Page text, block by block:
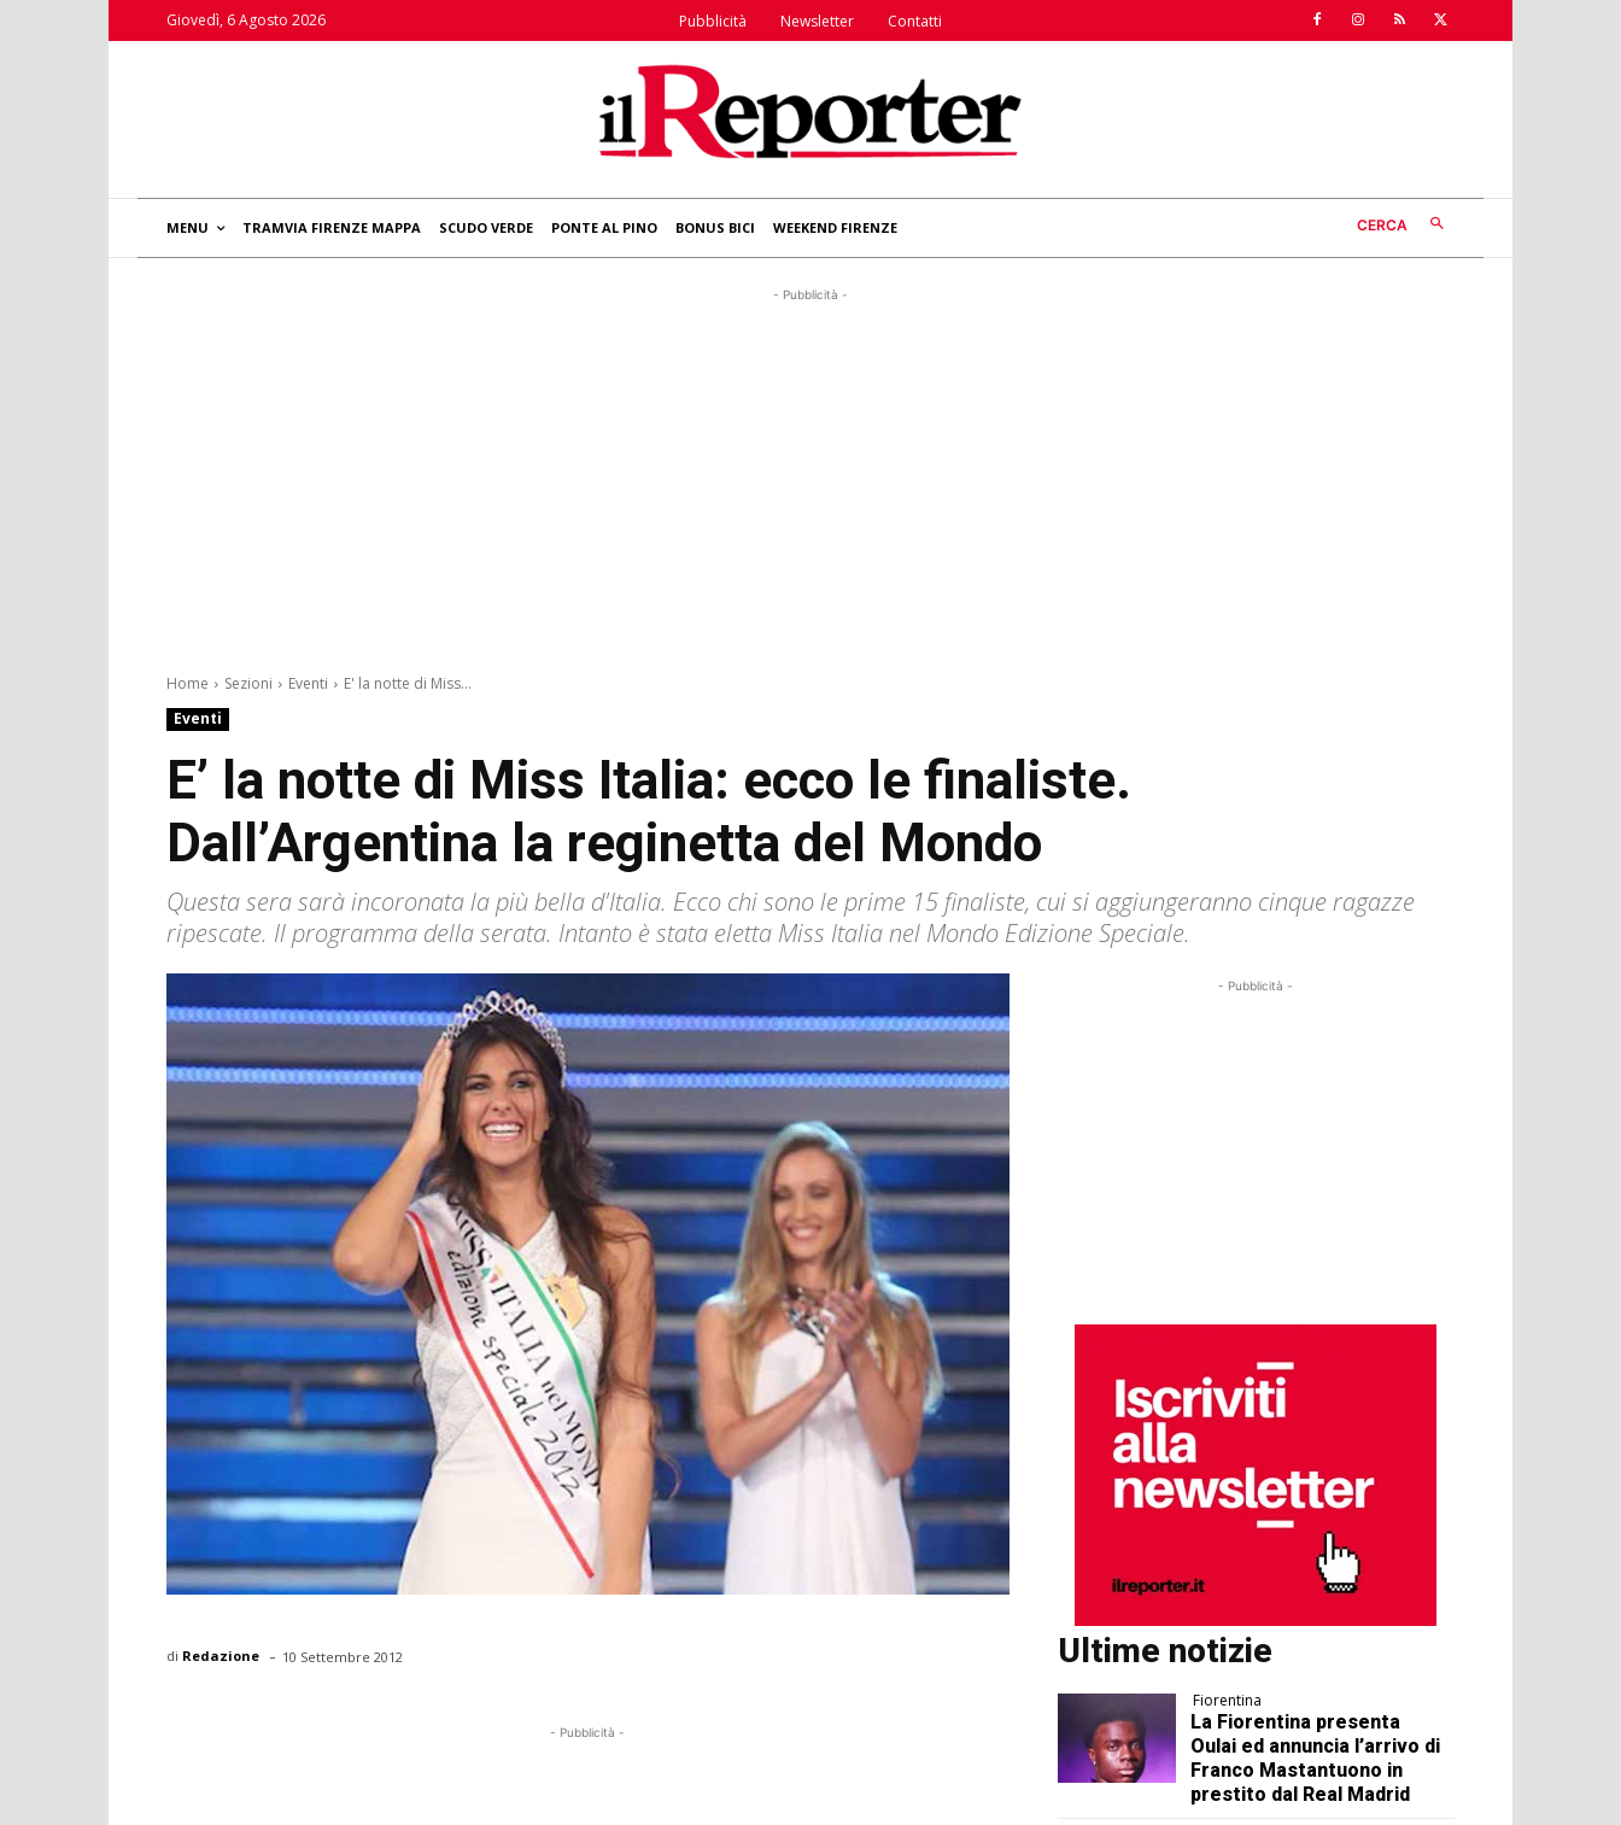
Giovedì, 6 Agosto 2026 Pubblicità Newsletter Contatti
MENU TRAMVIA FIRENZE MAPPA SCUDO VERDE PONTE AL PINO BONUS BICI WEEKEND FIRENZE CERCA
- Pubblicità -
Home Sezioni Eventi
E' la notte di Miss...
Eventi
E’ la notte di Miss Italia: ecco le finaliste.
Dall’Argentina la reginetta del Mondo
Questa sera sarà incoronata la più bella d'Italia. Ecco chi sono le prime 15 finaliste, cui si aggiungeranno cinque ragazze
ripescate. Il programma della serata. Intanto è stata eletta Miss Italia nel Mondo Edizione Speciale.
di Redazione - 10 Settembre 2012
- Pubblicità -
- Pubblicità -
Ultime notizie
Fiorentina
La Fiorentina presenta
Oulai ed annuncia l’arrivo di
Franco Mastantuono in
prestito dal Real Madrid